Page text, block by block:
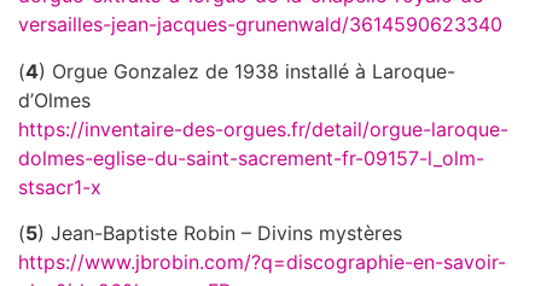
versailles-jean-jacques-grunenwald/3614590623340
(4) Orgue Gonzalez de 1938 installé à Laroque-
d’Olmes
https://inventaire-des-orgues.fr/detail/orgue-laroque-
dolmes-eglise-du-saint-sacrement-fr-09157-l_olm-
stsacr1-x
(5) Jean-Baptiste Robin – Divins mystères
https://www.jbrobin.com/?q=discographie-en-savoir-